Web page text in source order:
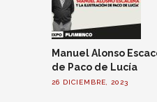
Manuel Alonso
de Paco de Lucía
26 DICIEMBRE, 2023